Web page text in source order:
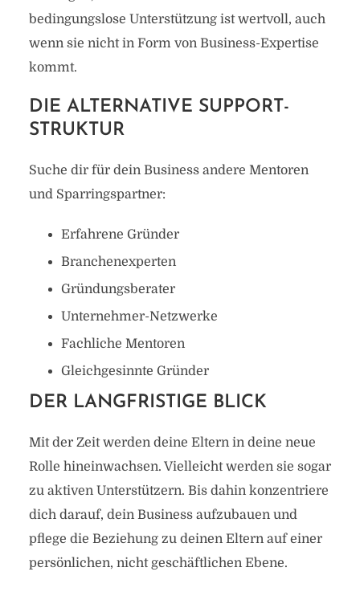
bedingungslose Unterstützung ist wertvoll, auch
wenn sie nicht in Form von Business-Expertise
kommt.
DIE ALTERNATIVE SUPPORT-
STRUKTUR
Suche dir für dein Business andere Mentoren
und Sparringspartner:
Erfahrene Gründer
Branchenexperten
Gründungsberater
Unternehmer-Netzwerke
Fachliche Mentoren
Gleichgesinnte Gründer
DER LANGFRISTIGE BLICK
Mit der Zeit werden deine Eltern in deine neue
Rolle hineinwachsen. Vielleicht werden sie sogar
zu aktiven Unterstützern. Bis dahin konzentriere
dich darauf, dein Business aufzubauen und
pflege die Beziehung zu deinen Eltern auf einer
persönlichen, nicht geschäftlichen Ebene.